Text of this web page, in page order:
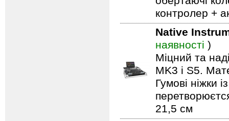
контролер +
Native
наявності )
Міцний та
MK3 і S5.
Гумові ніжки
21,5 см